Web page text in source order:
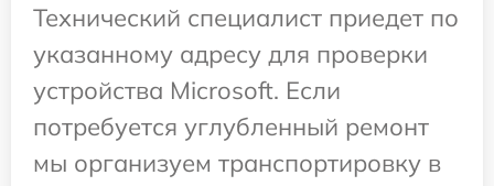
Технический специалист приедет по
указанному адресу для проверки
устройства Microsoft. Если
потребуется углубленный ремонт
мы организуем транспортировку в